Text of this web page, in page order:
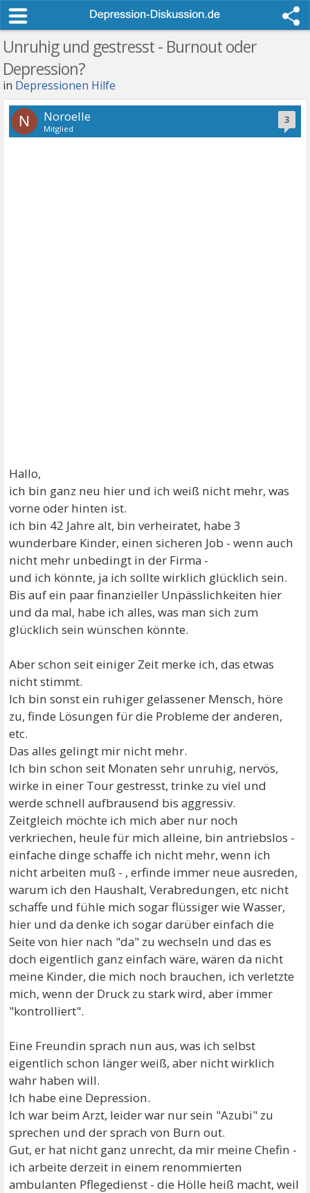
Unruhig und gestresst - Burnout oder
Depression?
in Depressionen Hilfe
3
N Noroelle
Mitglied
Hallo,
ich bin ganz neu hier und ich weiß nicht mehr, was
vorne oder hinten ist.
ich bin 42 Jahre alt, bin verheiratet, habe 3
wunderbare Kinder, einen sicheren Job - wenn auch
nicht mehr unbedingt in der Firma -
und ich könnte, ja ich sollte wirklich glücklich sein.
Bis auf ein paar finanzieller Unpässlichkeiten hier
und da mal, habe ich alles, was man sich zum
glücklich sein wünschen könnte.
Aber schon seit einiger Zeit merke ich, das etwas
nicht stimmt.
Ich bin sonst ein ruhiger gelassener Mensch, höre
zu, finde Lösungen für die Probleme der anderen,
etc.
Das alles gelingt mir nicht mehr.
Ich bin schon seit Monaten sehr unruhig, nervös,
wirke in einer Tour gestresst, trinke zu viel und
werde schnell aufbrausend bis aggressiv.
Zeitgleich möchte ich mich aber nur noch
verkriechen, heule für mich alleine, bin antriebslos -
einfache dinge schaffe ich nicht mehr, wenn ich
nicht arbeiten muß - , erfinde immer neue ausreden,
warum ich den Haushalt, Verabredungen, etc nicht
schaffe und fühle mich sogar flüssiger wie Wasser,
hier und da denke ich sogar darüber einfach die
Seite von hier nach "da" zu wechseln und das es
doch eigentlich ganz einfach wäre, wären da nicht
meine Kinder, die mich noch brauchen, ich verletzte
mich, wenn der Druck zu stark wird, aber immer
"kontrolliert".
Eine Freundin sprach nun aus, was ich selbst
eigentlich schon länger weiß, aber nicht wirklich
wahr haben will.
Ich habe eine Depression.
Ich war beim Arzt, leider war nur sein "Azubi" zu
sprechen und der sprach von Burn out.
Gut, er hat nicht ganz unrecht, da mir meine Chefin -
ich arbeite derzeit in einem renommierten
ambulanten Pflegedienst - die Hölle heiß macht, weil